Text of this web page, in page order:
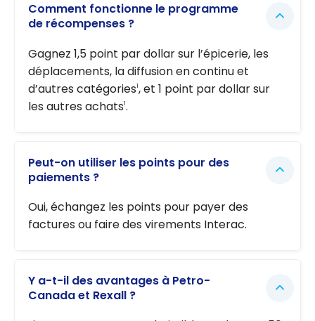
Comment fonctionne le programme
de récompenses ?
Gagnez 1,5 point par dollar sur l’épicerie, les
déplacements, la diffusion en continu et
d’autres catégories1, et 1 point par dollar sur
les autres achats1.
Peut-on utiliser les points pour des
paiements ?
Oui, échangez les points pour payer des
factures ou faire des virements Interac.
Y a-t-il des avantages à Petro-
Canada et Rexall ?